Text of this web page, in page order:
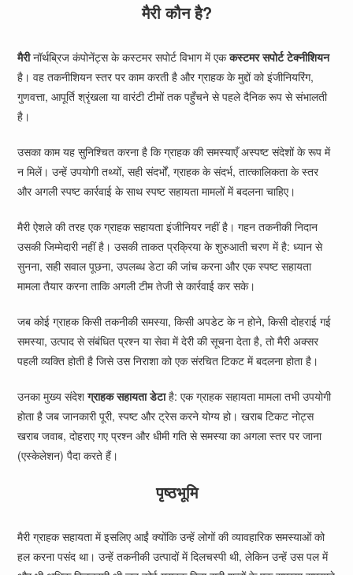
मैरी कौन है?
मैरीनॉर्थब्रिज कंपोनेंट्स के कस्टमर सपोर्ट विभाग में एककस्टमर सपोर्ट टेक्नीशियन
है। वह तकनीशियन स्तर पर काम करती है और ग्राहक के मुद्दों को इंजीनियरिंग,
गुणवत्ता, आपूर्ति श्रृंखला या वारंटी टीमों तक पहुँचने से पहले दैनिक रूप से संभालती
है।
उसका काम यह सुनिश्चित करना है कि ग्राहक की समस्याएँ अस्पष्ट संदेशों के रूप में
न मिलें। उन्हें उपयोगी तथ्यों, सही संदर्भों, ग्राहक के संदर्भ, तात्कालिकता के स्तर
और अगली स्पष्ट कार्रवाई के साथ स्पष्ट सहायता मामलों में बदलना चाहिए।
मैरी ऐशले की तरह एक ग्राहक सहायता इंजीनियर नहीं है। गहन तकनीकी निदान
उसकी जिम्मेदारी नहीं है। उसकी ताकत प्रक्रिया के शुरुआती चरण में है: ध्यान से
सुनना, सही सवाल पूछना, उपलब्ध डेटा की जांच करना और एक स्पष्ट सहायता
मामला तैयार करना ताकि अगली टीम तेजी से कार्रवाई कर सके।
जब कोई ग्राहक किसी तकनीकी समस्या, किसी अपडेट के न होने, किसी दोहराई गई
समस्या, उत्पाद से संबंधित प्रश्न या सेवा में देरी की सूचना देता है, तो मैरी अक्सर
पहली व्यक्ति होती है जिसे उस निराशा को एक संरचित टिकट में बदलना होता है।
उनका मुख्य संदेशग्राहक सहायता डेटाहै: एक ग्राहक सहायता मामला तभी उपयोगी
होता है जब जानकारी पूरी, स्पष्ट और ट्रेस करने योग्य हो। खराब टिकट नोट्स
खराब जवाब, दोहराए गए प्रश्न और धीमी गति से समस्या का अगला स्तर पर जाना
(एस्केलेशन) पैदा करते हैं।
पृष्ठभूमि
मैरी ग्राहक सहायता में इसलिए आईं क्योंकि उन्हें लोगों की व्यावहारिक समस्याओं को
हल करना पसंद था। उन्हें तकनीकी उत्पादों में दिलचस्पी थी, लेकिन उन्हें उस पल में